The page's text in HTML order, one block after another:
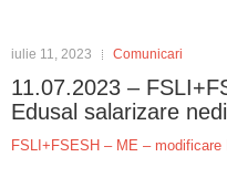
iulie 11, 2023 Comunicari
11.07.2023 –
Edusal salarizare
FSLI+FSESH – ME –